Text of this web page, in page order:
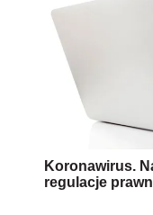
Koronawirus.
regulacje